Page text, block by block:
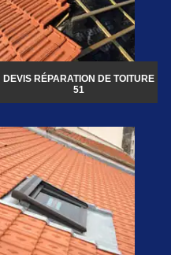
DEVIS RÉPARATION DE TOITURE
51